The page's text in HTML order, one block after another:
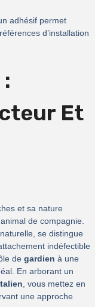
adhésif permet
d’installation
Et
et sa nature
de compagnie.
se distingue
indéfectible
de gardien à une
En arborant un
, vous mettez en
une approche